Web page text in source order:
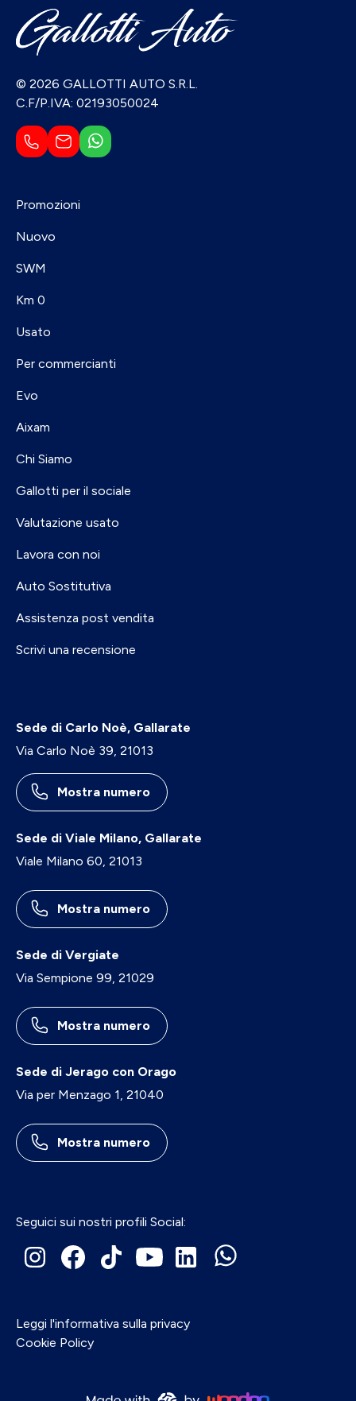
© 2026 GALLOTTI AUTO S.R.L.
C.F/P.IVA: 02193050024
Promozioni
Nuovo
SWM
Km 0
Usato
Per commercianti
Evo
Aixam
Chi Siamo
Gallotti per il sociale
Valutazione usato
Lavora con noi
Auto Sostitutiva
Assistenza post vendita
Scrivi una recensione
Sede di Carlo Noè, Gallarate
Via Carlo Noè 39, 21013
Mostra numero
Sede di Viale Milano, Gallarate
Viale Milano 60, 21013
Mostra numero
Sede di Vergiate
Via Sempione 99, 21029
Mostra numero
Sede di Jerago con Orago
Via per Menzago 1, 21040
Mostra numero
Seguici sui nostri profili Social:
Leggi l'informativa sulla privacy
Cookie Policy